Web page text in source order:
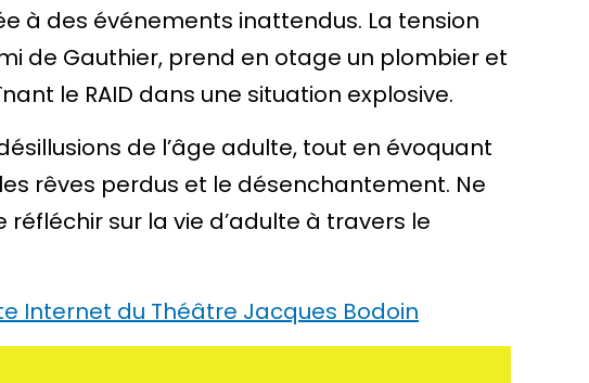
à des événements inattendus. La tension
de Gauthier, prend en otage un plombier et
le RAID dans une situation explosive.
de l’âge adulte, tout en évoquant
rêves perdus et le désenchantement. Ne
sur la vie d’adulte à travers le
Internet du Théâtre Jacques Bodoin